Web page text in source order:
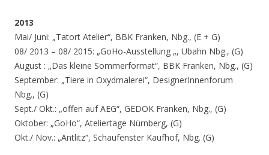
2013
Mai/ Juni: „Tatort Atelier“, BBK Franken, Nbg., (E + G)
08/ 2013 – 08/ 2015: „GoHo-Ausstellung „, Ubahn Nbg., (G)
August : „Das kleine Sommerformat“, BBK Franken, Nbg., (G)
September: „Tiere in Oxydmalerei“, DesignerInnenforum
Nbg., (G)
Sept./ Okt.: „offen auf AEG“, GEDOK Franken, Nbg., (G)
Oktober: „GoHo“, Ateliertage Nürnberg, (G)
Okt./ Nov.: „Antlitz“, Schaufenster Kaufhof, Nbg. (G)